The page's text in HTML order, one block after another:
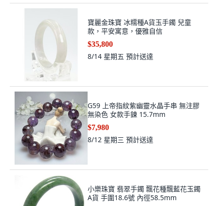
寶麗金珠寶 冰糯種A貨玉手鐲 兒童
款，平安寓意，優雅自信
$35,800
8/14 星期五 預計送達
G59 上帝指紋紫幽靈水晶手串 無注膠
無染色 女款手鍊 15.7mm
$7,980
8/12 星期三 預計送達
小樂珠寶 翡翠手鐲 飄花種飄藍花玉鐲
A貨 手圍18.6號 內徑58.5mm